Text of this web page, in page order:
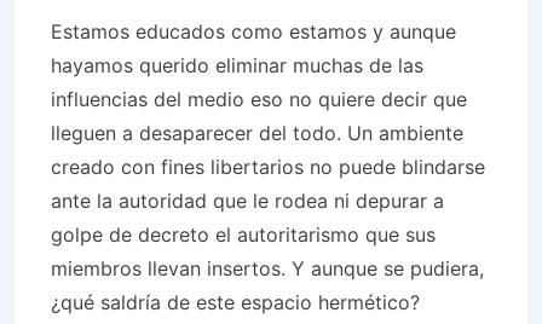
Estamos educados como estamos y aunque
hayamos querido eliminar muchas de las
influencias del medio eso no quiere decir que
lleguen a desaparecer del todo. Un ambiente
creado con fines libertarios no puede blindarse
ante la autoridad que le rodea ni depurar a
golpe de decreto el autoritarismo que sus
miembros llevan insertos. Y aunque se pudiera,
¿qué saldría de este espacio hermético?